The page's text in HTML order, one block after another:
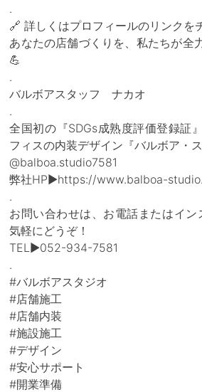
.
🔗 詳しくはプロフィールのリンクを
あなたの店舗づくりを、私たちが全
💪
.
バルボアスタッフ ナカオ
.
全国初の『SDGs成熟度評価登録証
フィスの内装デザイン『バルボア・
@balboa.studio7581
弊社HP▶https://www.balboa-
.
お問い合わせは、お電話またはイン
気軽にどうぞ！
TEL▶052-934-7581
.
#バルボアスタジオ
#店舗施工
#店舗内装
#施設施工
#デザイン
#安心サポート
#開業準備